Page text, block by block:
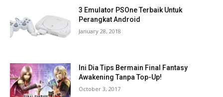
3 Emulator PSOne Terbaik Untuk
Perangkat Android
January 28, 2018
Ini Dia Tips Bermain Final Fantasy
Awakening Tanpa Top-Up!
October 3, 2017